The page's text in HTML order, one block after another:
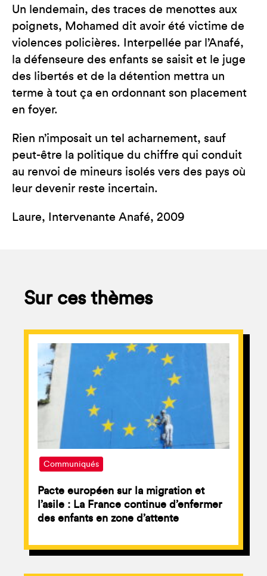
Un lendemain, des traces de menottes aux
poignets, Mohamed dit avoir été victime de
violences policières. Interpellée par l’Anafé,
la défenseure des enfants se saisit et le juge
des libertés et de la détention mettra un
terme à tout ça en ordonnant son placement
en foyer.
Rien n’imposait un tel acharnement, sauf
peut-être la politique du chiffre qui conduit
au renvoi de mineurs isolés vers des pays où
leur devenir reste incertain.
Laure, Intervenante Anafé, 2009
Sur ces thèmes
Communiqués
Pacte européen sur la migration et
l’asile : La France continue d’enfermer
des enfants en zone d’attente